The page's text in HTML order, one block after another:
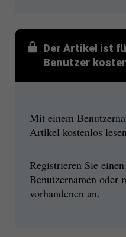
Der Artikel ist
Benutzer
Mit einem
Artikel kostenlos
Registrieren Sie
Benutzernamen oder
vorhandenen an.